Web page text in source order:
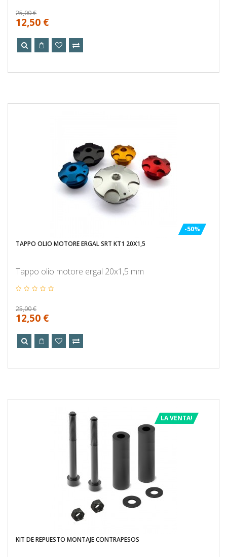
25,00 €
12,50 €
-50%
TAPPO OLIO MOTORE ERGAL SRT KT1 20X1,5
Tappo olio motore ergal 20x1,5 mm
25,00 €
12,50 €
LA VENTA!
KIT DE REPUESTO MONTAJE CONTRAPESOS